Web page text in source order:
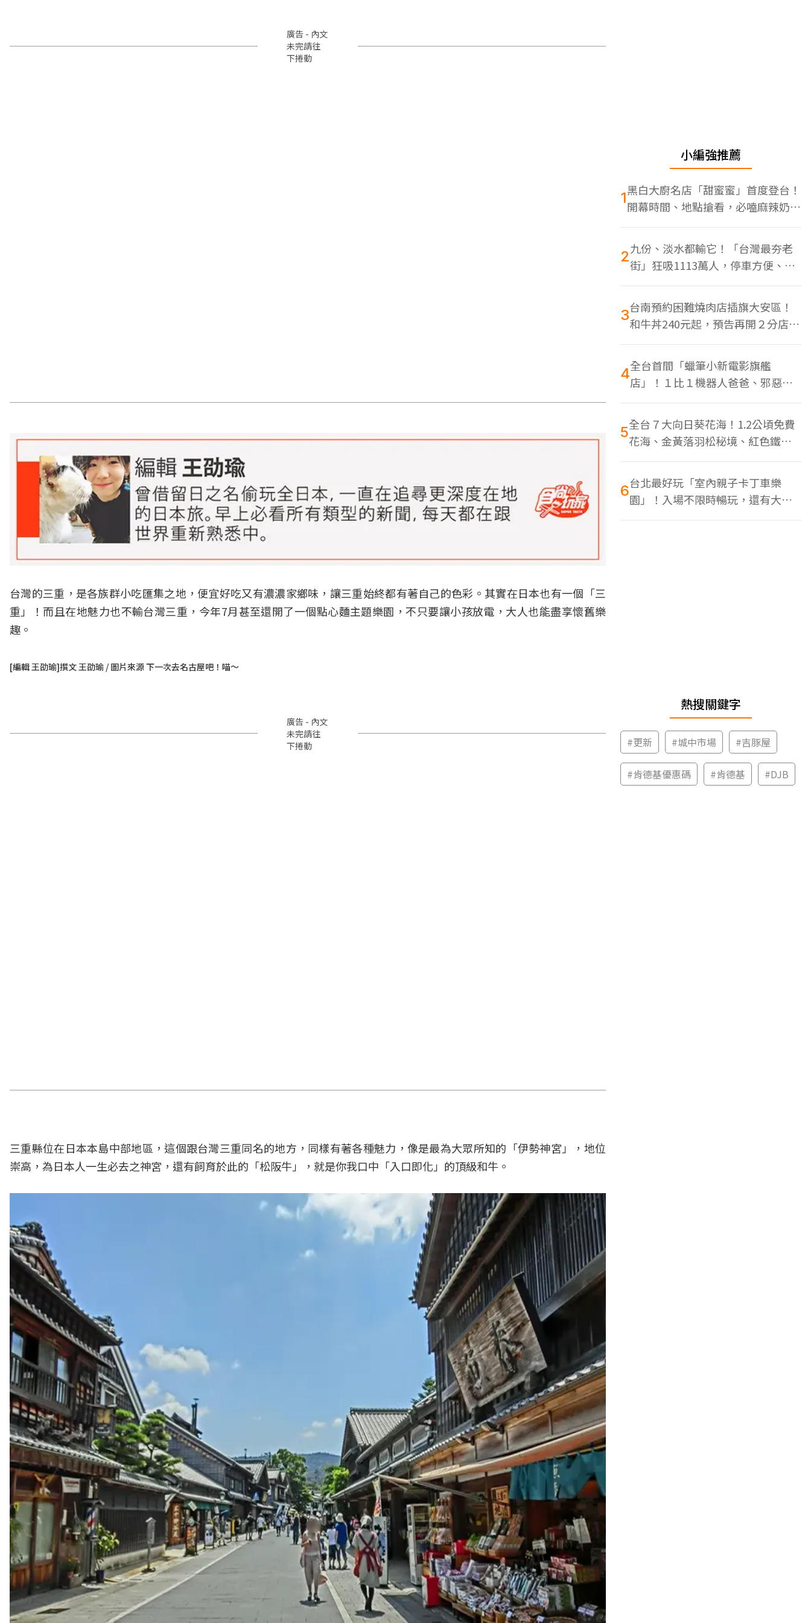
廣告 - 內文
未完請往
下捲動
台灣的三重，是各族群小吃匯集之地，便宜好吃又有濃濃家鄉味，讓三重始終都有著自己的色彩。其實在日本也有一個「三
重」！而且在地魅力也不輸台灣三重，今年7月甚至還開了一個點心麵主題樂園，不只要讓小孩放電，大人也能盡享懷舊樂
趣。
[編輯 王劭瑜]撰文 王劭瑜 / 圖片來源 下一次去名古屋吧！喵〜
廣告 - 內文
未完請往
下捲動
三重縣位在日本本島中部地區，這個跟台灣三重同名的地方，同樣有著各種魅力，像是最為大眾所知的「伊勢神宮」，地位
崇高，為日本人一生必去之神宮，還有飼育於此的「松阪牛」，就是你我口中「入口即化」的頂級和牛。
小編強推薦
1黑白大廚名店「甜蜜蜜」首度登台！
開幕時間、地點搶看，必嗑麻辣奶油
蝦
2九份、淡水都輸它！「台灣最夯老
街」狂吸1113萬人，停車方便、特
色美食多
3台南預約困難燒肉店插旗大安區！
和牛丼240元起，預告再開２分店、
地點曝光
4全台首間「蠟筆小新電影旗艦
店」！１比１機器人爸爸、邪惡正
男，百款周邊買翻
5全台７大向日葵花海！1.2公頃免費
花海、金黃落羽松秘境、紅色鐵橋
同框
6台北最好玩「室內親子卡丁車樂
園」！入場不限時暢玩，還有大螢
幕Switch遊戲區
熱搜關鍵字
#更新 #城中市場 #吉豚屋
#肯德基優惠碼 #肯德基 #DJB